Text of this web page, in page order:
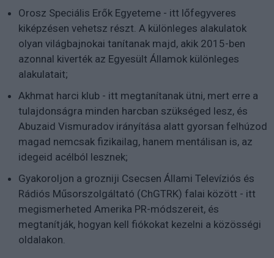
Orosz Speciális Erők Egyeteme - itt lőfegyveres
kiképzésen vehetsz részt. A különleges alakulatok
olyan világbajnokai tanítanak majd, akik 2015-ben
azonnal kiverték az Egyesült Államok különleges
alakulatait;
Akhmat harci klub - itt megtanítanak ütni, mert erre a
tulajdonságra minden harcban szükséged lesz, és
Abuzaid Vismuradov irányítása alatt gyorsan felhúzod
magad nemcsak fizikailag, hanem mentálisan is, az
idegeid acélból lesznek;
Gyakoroljon a grozniji Csecsen Állami Televíziós és
Rádiós Műsorszolgáltató (ChGTRK) falai között - itt
megismerheted Amerika PR-módszereit, és
megtanítják, hogyan kell fiókokat kezelni a közösségi
oldalakon.